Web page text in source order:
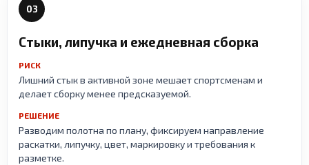
03
Стыки, липучка и ежедневная сборка
РИСК
Лишний стык в активной зоне мешает спортсменам и
делает сборку менее предсказуемой.
РЕШЕНИЕ
Разводим полотна по плану, фиксируем направление
раскатки, липучку, цвет, маркировку и требования к
разметке.